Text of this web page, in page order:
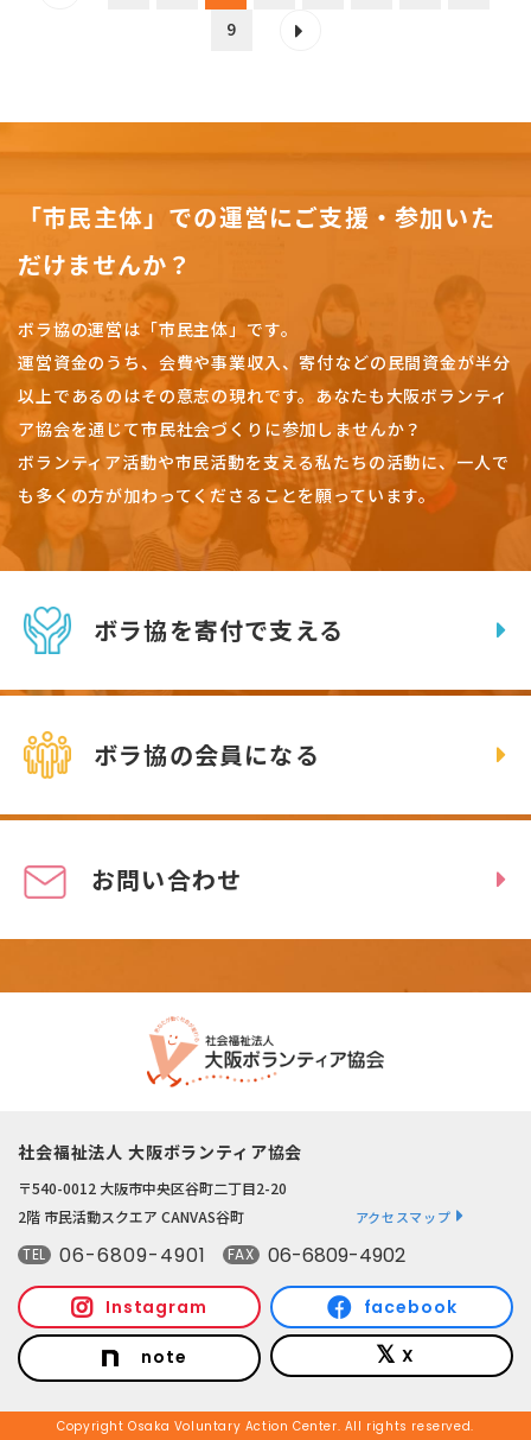
9
「市民主体」での運営にご支援・参加いた
だけませんか？
ボラ協の運営は「市民主体」です。
運営資金のうち、会費や事業収入、寄付などの民間資金が半分
以上であるのはその意志の現れです。 あなたも大阪ボランティ
ア協会を通じて市民社会づくりに参加しませんか？
ボランティア活動や市民活動を支える私たちの活動に、一人で
も多くの方が加わってくださることを願っています。
ボラ協を寄付で支える
ボラ協の会員になる
お問い合わせ
社会福祉法人 大阪ボランティア協会
〒540-0012 大阪市中央区谷町二丁目2-20
2階 市民活動スクエア CANVAS谷町
アクセスマップ
TEL 06-6809-4901 FAX 06-6809-4902
Instagram facebook
note X
Copyright Osaka Voluntary Action Center. All rights reserved.